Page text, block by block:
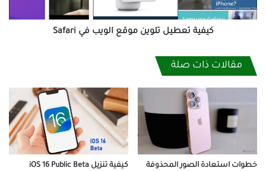
كيفية تعطيل تلوين موقع الويب في Safari
مقالات ذات صلة
خطوات استعادة الصور المحذوفة
كيفية تنزيل iOS 16 Public Beta